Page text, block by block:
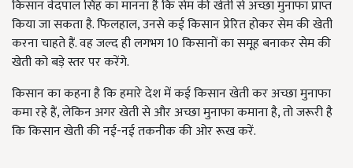
किसान वेदपाल सिंह का मानना है कि सेम की खेती से अच्छा मुनाफा प्राप्त
किया जा सकता है. फिलहाल, उनसे कई किसान प्रेरित होकर सेम की खेती
करना चाहते हैं. वह जल्द ही लगभग 10 किसानों का समूह बनाकर सेम की
खेती को बड़े स्तर पर करेंगे.
किसान का कहना है कि हमारे देश में कई किसान खेती कर अच्छा मुनाफा
कमा रहे हैं, लेकिन अगर खेती से और अच्छा मुनाफा कमाना है, तो जरूरी है
कि किसान खेती की नई-नई तकनीक की ओर रूख करें.